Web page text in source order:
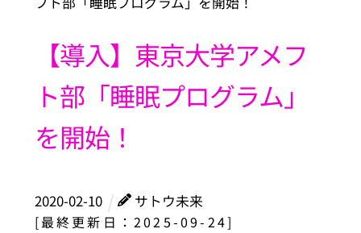
【導入】東京大学アメフ
ト部「睡眠プログラム」
を開始！
2020-02-10
サトウ未来
[最終更新日：2025-09-24]